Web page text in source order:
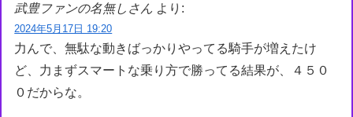
武豊ファンの名無しさん より:
2024年5月17日 19:20
力んで、無駄な動きばっかりやってる騎手が増えたけ
ど、力まずスマートな乗り方で勝ってる結果が、４５０
０だからな。